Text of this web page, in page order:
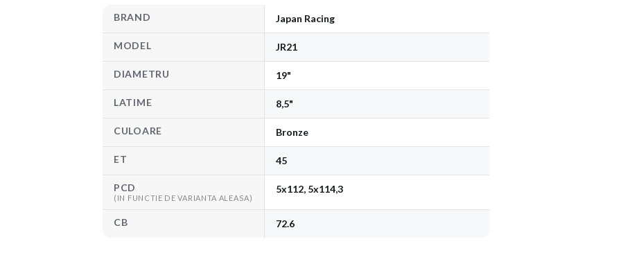
BRAND Japan Racing
MODEL JR21
DIAMETRU 19"
LATIME 8,5"
CULOARE Bronze
ET 45
PCD
(IN FUNCTIE DE VARIANTA ALEASA)
5x112, 5x114,3
CB 72.6